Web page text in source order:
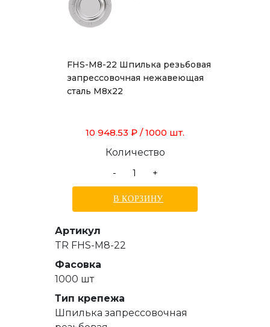
FHS-M8-22 Шпилька резьбовая
запрессовочная нежавеющая
сталь М8х22
10 948.53 ₽ / 1000 шт.
Количество
-
+
В КОРЗИНУ
Артикул
TR FHS-M8-22
Фасовка
1000 шт
Тип крепежа
Шпилька запрессовочная